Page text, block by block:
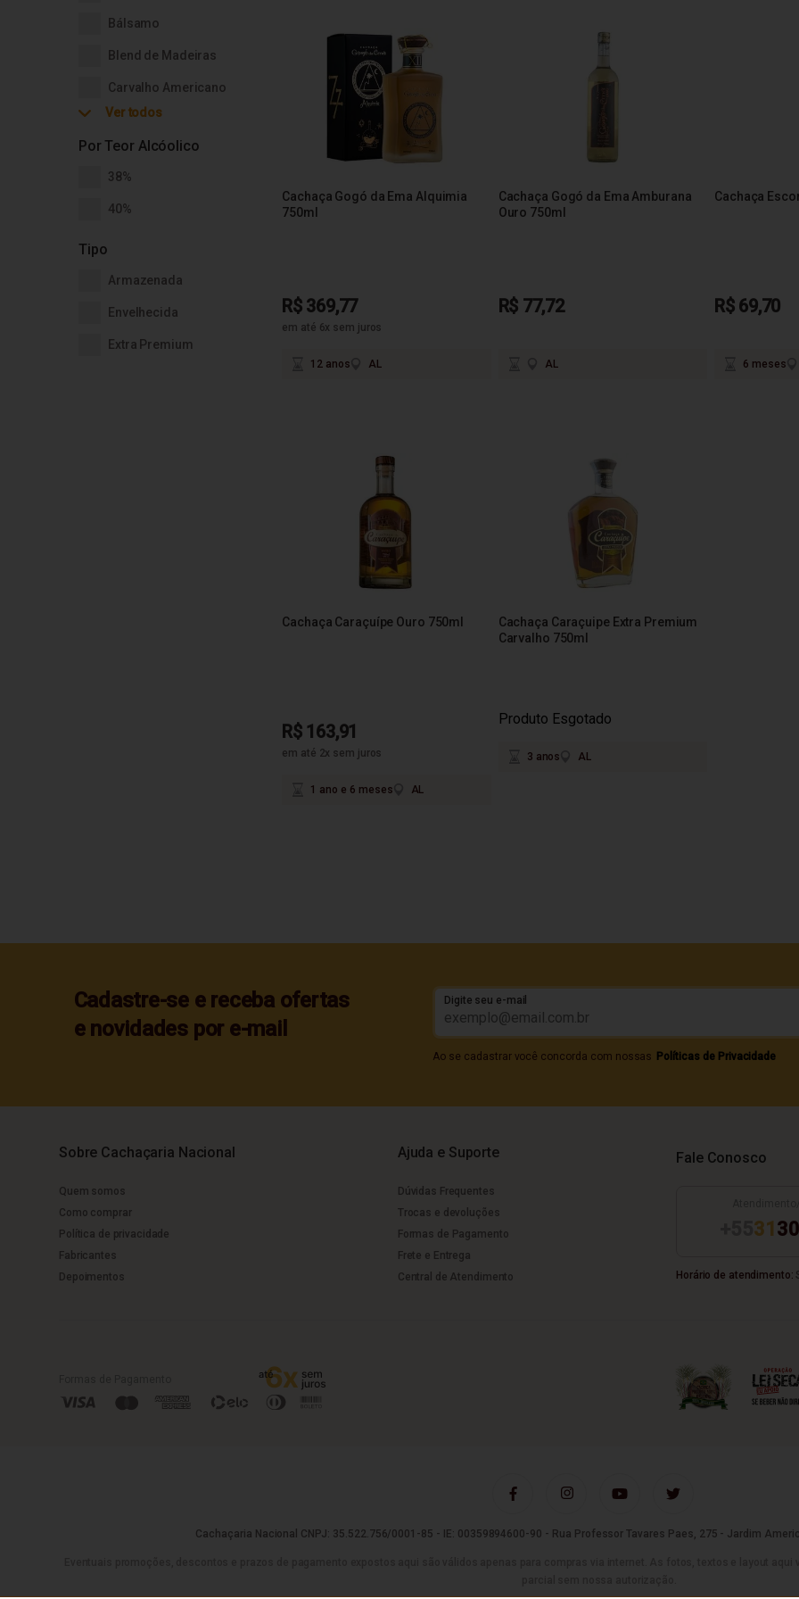
Bálsamo
Blend de Madeiras
Carvalho Americano
Carvalho Francês
Jequitibá Rosa
Ver todos
Por Teor Alcóolico
38%
40%
Tipo
Armazenada
Envelhecida
Extra Premium
Cachaça Gogó da Ema Alquimia
750ml
R$ 369,77
em até 6x sem juros
12 anos AL
Cachaça Gogó da Ema Amburana
Ouro 750ml
R$ 77,72
AL
Cachaça
R$ 69,70
6 meses
Cachaça Caraçuípe Ouro 750ml
R$ 163,91
em até 2x sem juros
1 ano e 6 meses AL
Cachaça Caraçuipe Extra Premium
Carvalho 750ml
Produto Esgotado
3 anos AL
Cadastre-se e receba ofertas
e novidades por e-mail
Digite seu e-mail
Ao se cadastrar você concorda com nossas Políticas de Privacidade
Sobre Cachaçaria Nacional
Quem somos
Como comprar
Política de privacidade
Fabricantes
Depoimentos
Ajuda e Suporte
Dúvidas Frequentes
Trocas e devoluções
Formas de Pagamento
Frete e Entrega
Central de Atendimento
Fale Conosco
31
Horário de atendimento:
Cachaçaria Nacional CNPJ: 35.522.756/0001-85 - IE: 00359894600-90 - Rua Professor Tavares Paes, 275 - Jardim